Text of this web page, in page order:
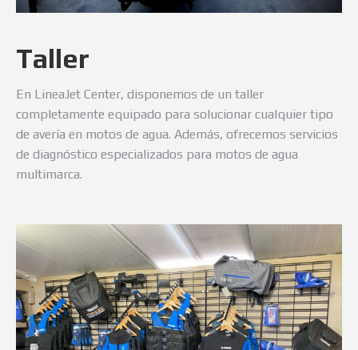
Taller
En LineaJet Center, disponemos de un taller
completamente equipado para solucionar cualquier tipo
de avería en motos de agua. Además, ofrecemos servicios
de diagnóstico especializados para motos de agua
multimarca.